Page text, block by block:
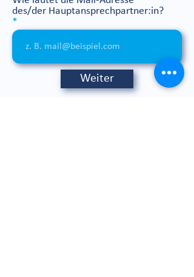
des/der Hauptansprechpartner:in?
Weiter